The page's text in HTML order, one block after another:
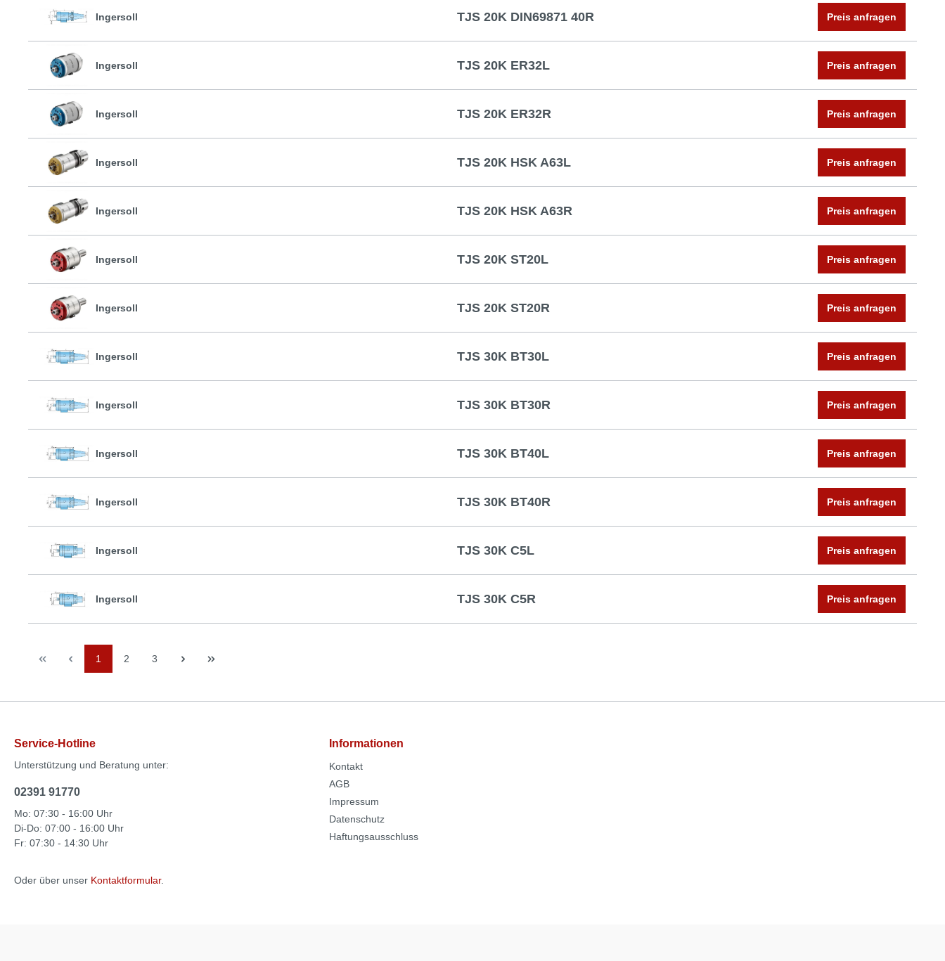
Ingersoll TJS 20K DIN69871 40R Preis anfragen
Ingersoll TJS 20K ER32L Preis anfragen
Ingersoll TJS 20K ER32R Preis anfragen
Ingersoll TJS 20K HSK A63L Preis anfragen
Ingersoll TJS 20K HSK A63R Preis anfragen
Ingersoll TJS 20K ST20L Preis anfragen
Ingersoll TJS 20K ST20R Preis anfragen
Ingersoll TJS 30K BT30L Preis anfragen
Ingersoll TJS 30K BT30R Preis anfragen
Ingersoll TJS 30K BT40L Preis anfragen
Ingersoll TJS 30K BT40R Preis anfragen
Ingersoll TJS 30K C5L Preis anfragen
Ingersoll TJS 30K C5R Preis anfragen
1 2 3
Service-Hotline
Unterstützung und Beratung unter:
02391 91770
Mo: 07:30 - 16:00 Uhr
Di-Do: 07:00 - 16:00 Uhr
Fr: 07:30 - 14:30 Uhr
Oder über unser Kontaktformular.
Informationen
Kontakt
AGB
Impressum
Datenschutz
Haftungsausschluss